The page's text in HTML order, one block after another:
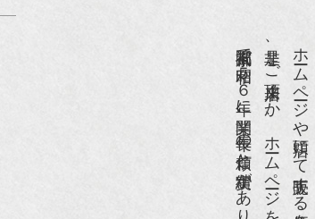
『FIGARO japon』12月号
『mr partner』2011年2月号
2009年11月 『週刊現代』
『Hanako WEST』4月号 是非、ご来店頂くか、ホームページをご覧下さい。
京都祇園で昭和５６年に開業、長年の信頼と実績があります。